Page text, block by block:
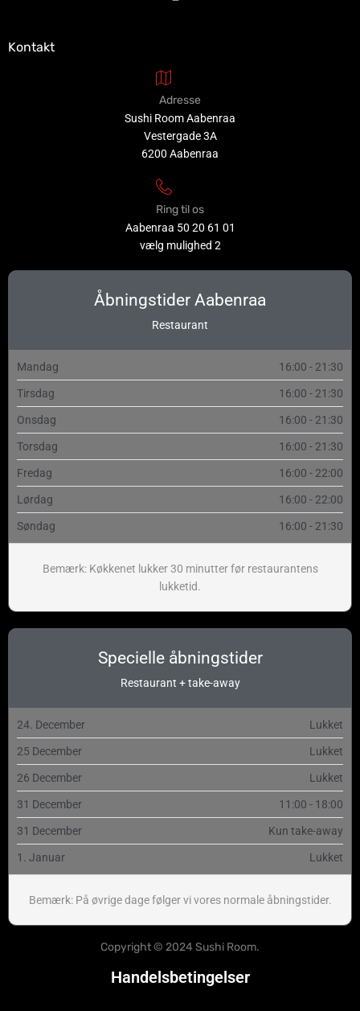
Kontakt
Adresse
Sushi Room Aabenraa
Vestergade 3A
6200 Aabenraa
Ring til os
Aabenraa 50 20 61 01
vælg mulighed 2
Åbningstider Aabenraa
Restaurant
Mandag 16:00 - 21:30
Tirsdag 16:00 - 21:30
Onsdag 16:00 - 21:30
Torsdag 16:00 - 21:30
Fredag 16:00 - 22:00
Lørdag 16:00 - 22:00
Søndag 16:00 - 21:30
Bemærk: Køkkenet lukker 30 minutter før restaurantens
lukketid.
Specielle åbningstider
Restaurant + take-away
24. December Lukket
25 December Lukket
26 December Lukket
31 December 11:00 - 18:00
31 December Kun take-away
1. Januar Lukket
Bemærk: På øvrige dage følger vi vores normale åbningstider.
Copyright © 2024 Sushi Room.
Handelsbetingelser